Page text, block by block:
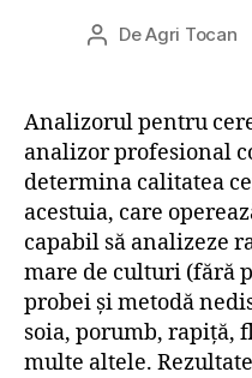
Autor
DeAgri Tocan
Analizorul pentru
analizor profesional
determina calitatea
acestuia, care
capabil să analizeze
mare de culturi (fără
probei și metodă
soia, porumb, rapiță,
multe altele.